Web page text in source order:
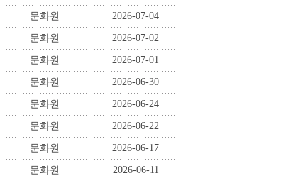
문화원 2026-07-04
문화원 2026-07-02
문화원 2026-07-01
문화원 2026-06-30
문화원 2026-06-24
문화원 2026-06-22
문화원 2026-06-17
문화원 2026-06-11